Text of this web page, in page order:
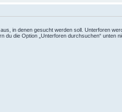
in denen gesucht werden soll. Unterforen
du die Option „Unterforen durchsuchen“ unten